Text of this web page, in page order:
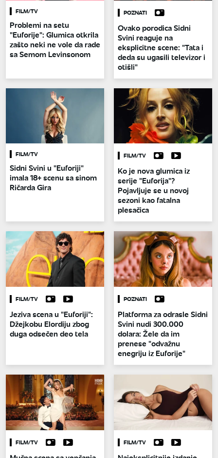
FILM/TV
Problemi na setu
"Euforije": Glumica otkrila
zašto neki ne vole da rade
sa Semom Levinsonom
POZNATI
Ovako porodica Sidni
Svini reaguje na
eksplicitne scene: "Tata i
deda su ugasili televizor i
otišli"
FILM/TV
Sidni Svini u "Euforiji"
imala 18+ scenu sa sinom
Ričarda Gira
FILM/TV
Ko je nova glumica iz
serije "Euforija"?
Pojavljuje se u novoj
sezoni kao fatalna
plesačica
FILM/TV
Jeziva scena u "Euforiji":
Džejkobu Elordiju zbog
duga odsečen deo tela
POZNATI
Platforma za odrasle Sidni
Svini nudi 300.000
dolara: Žele da im
prenese "odvažnu
enegriju iz Euforije"
FILM/TV FILM/TV